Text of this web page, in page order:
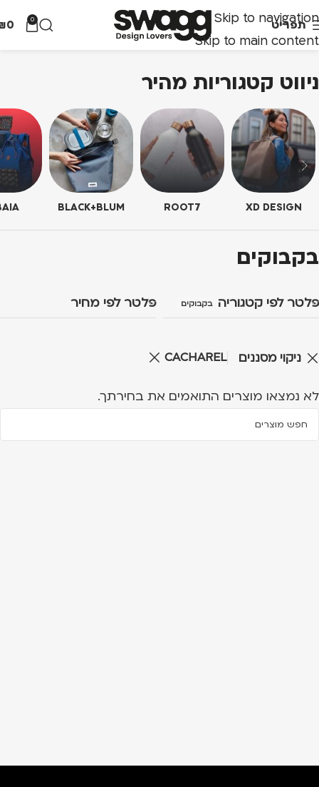
Skip to navigation
Skip to main content
תפריט 0
0
ניווט קטגוריות מהיר
XD DESIGN
ROOT7
BLACK+BLUM
בקבוקים
פלטר לפי קטגוריה בקבוקים פלטר לפי מחיר
ניקוי מסננים CACHAREL
לא נמצאו מוצרים התואמים את בחירתך.